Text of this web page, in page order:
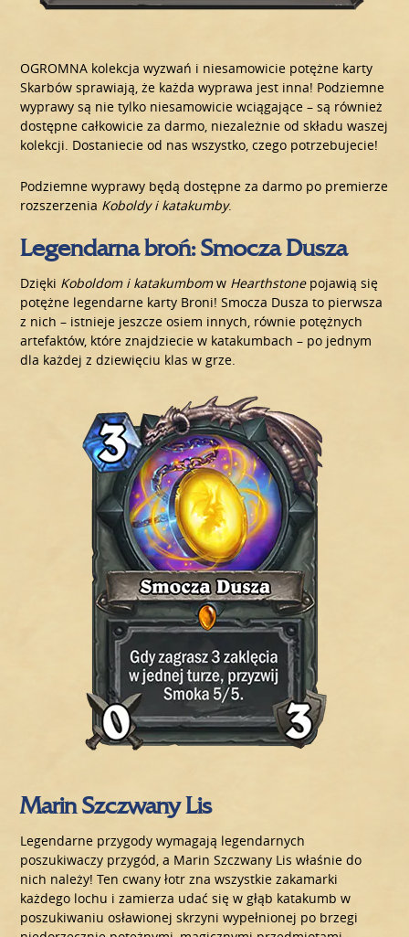
OGROMNA kolekcja wyzwań i niesamowicie potężne karty
Skarbów sprawiają, że każda wyprawa jest inna! Podziemne
wyprawy są nie tylko niesamowicie wciągające – są również
dostępne całkowicie za darmo, niezależnie od składu waszej
kolekcji. Dostaniecie od nas wszystko, czego potrzebujecie!
Podziemne wyprawy będą dostępne za darmo po premierze
rozszerzenia Koboldy i katakumby.
Legendarna broń: Smocza Dusza
Dzięki Koboldom i katakumbomw Hearthstonepojawią się
potężne legendarne karty Broni! Smocza Dusza to pierwsza
z nich – istnieje jeszcze osiem innych, równie potężnych
artefaktów, które znajdziecie w katakumbach – po jednym
dla każdej z dziewięciu klas w grze.
Marin Szczwany Lis
Legendarne przygody wymagają legendarnych
poszukiwaczy przygód, a Marin Szczwany Lis właśnie do
nich należy! Ten cwany łotr zna wszystkie zakamarki
każdego lochu i zamierza udać się w głąb katakumb w
poszukiwaniu osławionej skrzyni wypełnionej po brzegi